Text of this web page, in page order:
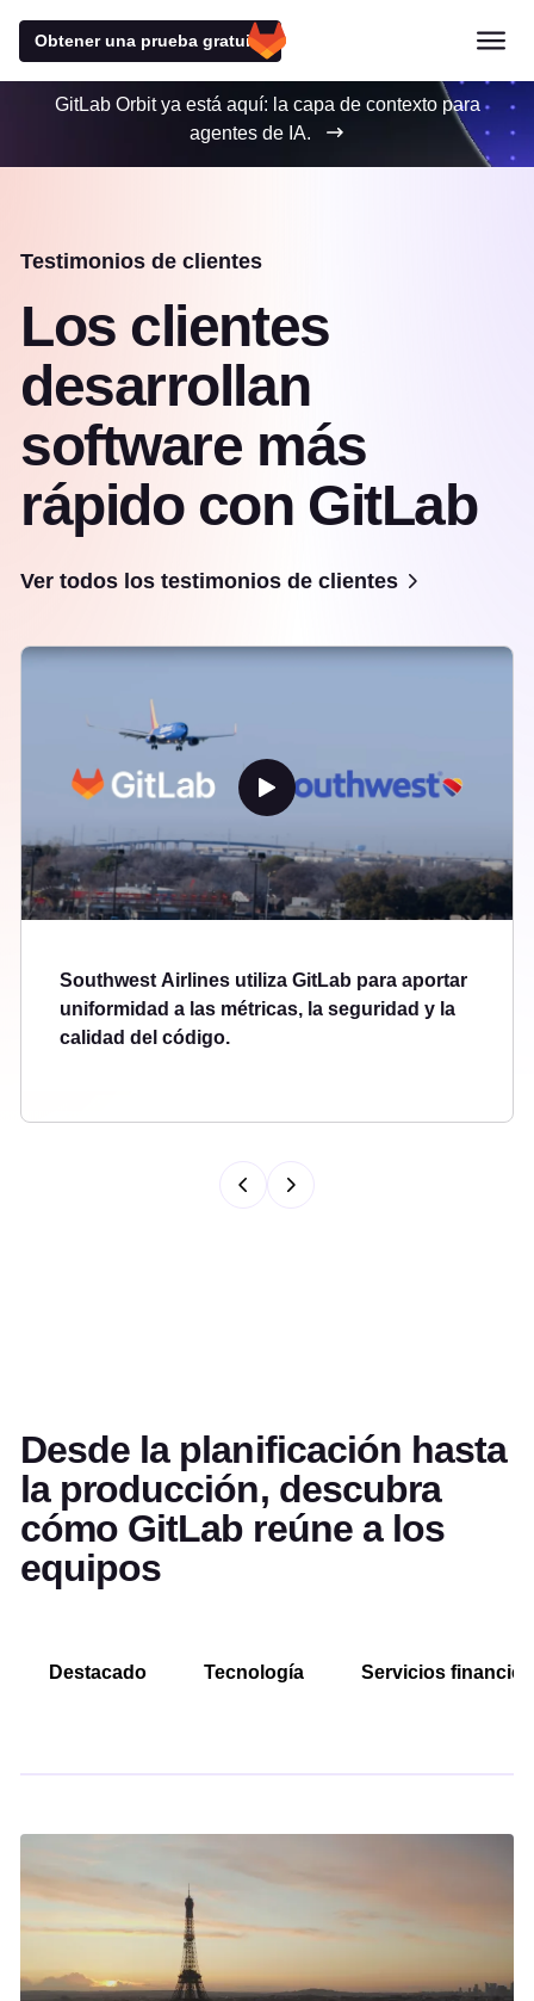
Obtener una prueba gratuita
GitLab Orbit ya está aquí: la capa de contexto para
agentes de IA.
Testimonios de clientes
Los clientes
desarrollan
software más
rápido con GitLab
Ver todos los testimonios de clientes
Southwest Airlines utiliza GitLab para aportar
uniformidad a las métricas, la seguridad y la
calidad del código.
Desde la planificación hasta
la producción, descubra
cómo GitLab reúne a los
equipos
Destacado Tecnología Servicios